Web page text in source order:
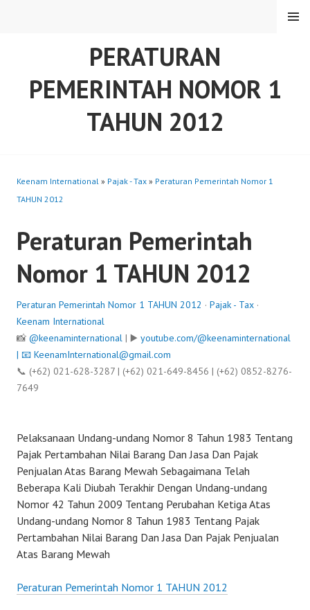
PERATURAN
PEMERINTAH NOMOR 1
TAHUN 2012
MENU
Keenam International » Pajak - Tax » Peraturan Pemerintah Nomor 1
TAHUN 2012
Peraturan Pemerintah
Nomor 1 TAHUN 2012
Peraturan Pemerintah Nomor 1 TAHUN 2012 · Pajak - Tax ·
Keenam International
📸 @keenaminternational | ▶️ youtube.com/@keenaminternational
| 📧 KeenamInternational@gmail.com
📞 (+62) 021-628-3287 | (+62) 021-649-8456 | (+62) 0852-8276-
7649
Pelaksanaan Undang-undang Nomor 8 Tahun 1983 Tentang
Pajak Pertambahan Nilai Barang Dan Jasa Dan Pajak
Penjualan Atas Barang Mewah Sebagaimana Telah
Beberapa Kali Diubah Terakhir Dengan Undang-undang
Nomor 42 Tahun 2009 Tentang Perubahan Ketiga Atas
Undang-undang Nomor 8 Tahun 1983 Tentang Pajak
Pertambahan Nilai Barang Dan Jasa Dan Pajak Penjualan
Atas Barang Mewah
Peraturan Pemerintah Nomor 1 TAHUN 2012